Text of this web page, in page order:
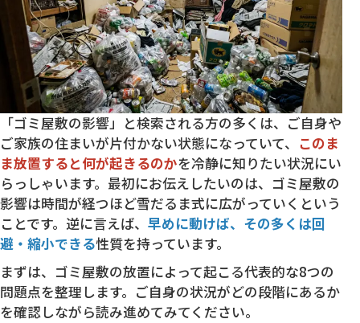
「ゴミ屋敷の影響」と検索される方の多くは、ご自身や
ご家族の住まいが片付かない状態になっていて、 このま
ま放置すると何が起きるのかを冷静に知りたい状況にい
らっしゃいます。最初にお伝えしたいのは、ゴミ屋敷の
影響は時間が経つほど雪だるま式に広がっていくという
ことです。逆に言えば、 早めに動けば、その多くは回
避・縮小できる性質を持っています。
まずは、ゴミ屋敷の放置によって起こる代表的な8つの
問題点を整理します。ご自身の状況がどの段階にあるか
を確認しながら読み進めてみてください。